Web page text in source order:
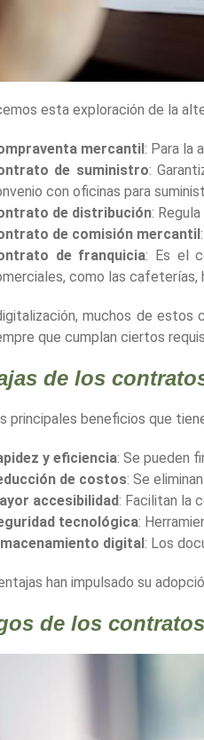
esta exploración de la
mercantil: Para la
de suministro:
con oficinas para
de distribución:
de comisión mercantil
de franquicia: Es el
como las cafeterías,
muchos de estos
que cumplan ciertos
de los
principales beneficios que
y eficiencia: Se pueden
de costos: Se
accesibilidad: Facilitan la
tecnológica:
digital: Los
han impulsado su
de los